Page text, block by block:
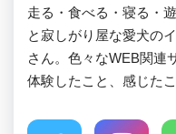
走る・食べる・寝る・
と寂しがり屋な愛犬の
さん。色々なWEB関連
体験したこと、感じた